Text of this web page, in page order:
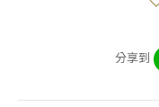
分享到